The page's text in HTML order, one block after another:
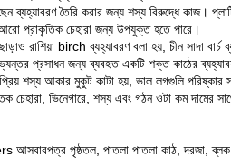
ব্যহ্যাবরণ তৈরি করার জন্য শস্য বিরুদ্ধে কাজ।
প্রাকৃতিক চেহারা জন্য উপযুক্ত হতে পারে।
রাশিয়া birch ব্যহ্যাবরণ বলা হয়, চীন সাদা
প্রসাধন জন্য ব্যবহৃত একটি শক্ত কাঠের
শস্য আকার মুকুট কাটা হয়, ভাল লগগুলি পরিষ্কার
চেহারা, ভিনেগারে, শস্য এবং গঠন ওটা কম দামের
আসবাবপত্র পৃষ্ঠতল, পাতলা পাতলা কাঠ, দরজা,